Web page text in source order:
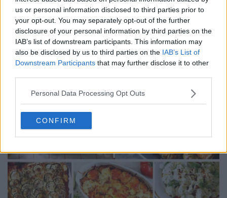
us or personal information disclosed to third parties prior to
your opt-out. You may separately opt-out of the further
disclosure of your personal information by third parties on the
IAB’s list of downstream participants. This information may
also be disclosed by us to third parties on the IAB’s List of
Downstream Participants that may further disclose it to other
Personal Data Processing Opt Outs
CONFIRM
20 de rețete de salate de vară fără prelucrare termică
06.08.2026